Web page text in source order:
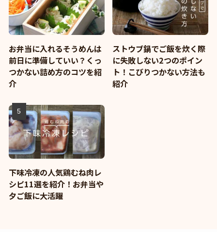
お弁当に入れるそうめんは
前日に準備していい？くっ
つかない詰め方のコツを紹
介
ストウブ鍋でご飯を炊く際
に失敗しない2つのポイン
ト！こびりつかない方法も
紹介
下味冷凍の人気鶏むね肉レ
シピ11選を紹介！お弁当や
夕ご飯に大活躍